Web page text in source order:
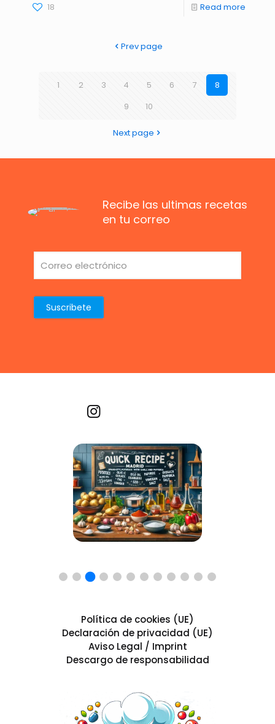
18 Read more
Prev page
1 2 3 4 5 6 7
8
9
10
Next page
Recibe las ultimas recetas
en tu correo
Política de cookies (UE)
Declaración de privacidad (UE)
Aviso Legal / Imprint
Descargo de responsabilidad